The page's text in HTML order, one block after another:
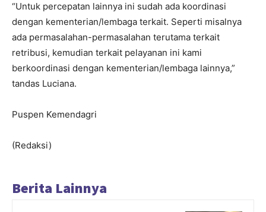
“Untuk percepatan lainnya ini sudah ada koordinasi
dengan kementerian/lembaga terkait. Seperti misalnya
ada permasalahan-permasalahan terutama terkait
retribusi, kemudian terkait pelayanan ini kami
berkoordinasi dengan kementerian/lembaga lainnya,”
tandas Luciana.
Puspen Kemendagri
(Redaksi)
Berita Lainnya